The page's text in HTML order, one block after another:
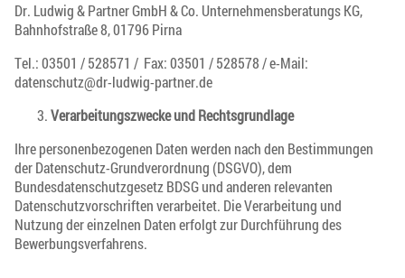
Dr. Ludwig & Partner GmbH & Co. Unternehmensberatungs KG,
Bahnhofstraße 8, 01796 Pirna
Tel.: 03501 / 528571 / Fax: 03501 / 528578 / e-Mail:
datenschutz@­dr-ludwig-partner.de
Verarbeitungszwecke und Rechtsgrundlage
Ihre personenbezogenen Daten werden nach den Bestimmungen
der Datenschutz-Grundverordnung (DSGVO), dem
Bundesdatenschutzgesetz BDSG und anderen relevanten
Datenschutzvorschriften verarbeitet. Die Verarbeitung und
Nutzung der einzelnen Daten erfolgt zur Durchführung des
Bewerbungsverfahrens.